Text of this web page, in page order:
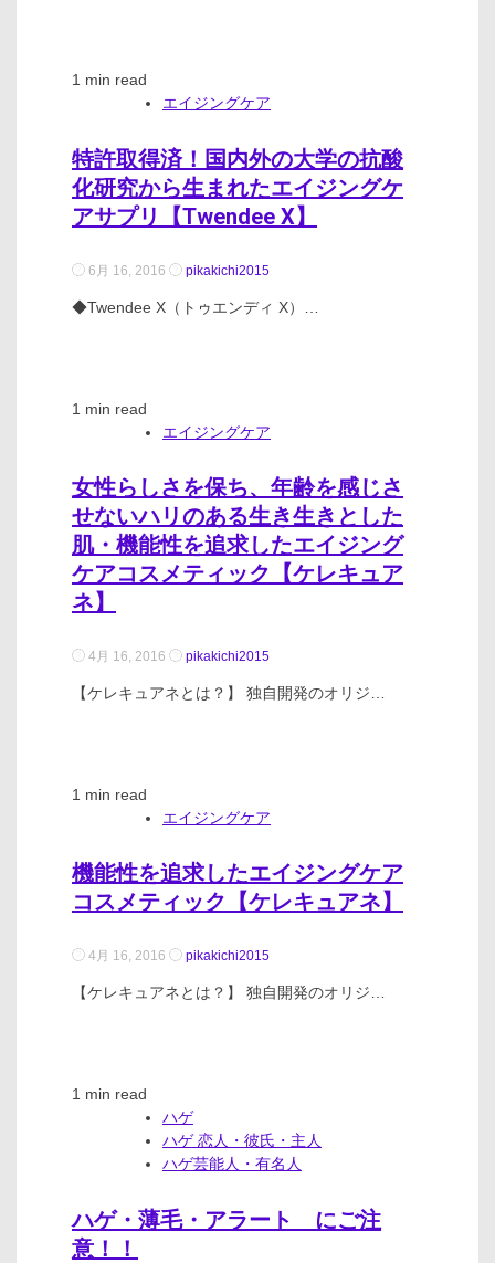
1 min read
エイジングケア
特許取得済！国内外の大学の抗酸
化研究から生まれたエイジングケ
アサプリ【Twendee X】
6月 16, 2016 pikakichi2015
◆Twendee X（トゥエンディ X）…
1 min read
エイジングケア
女性らしさを保ち、年齢を感じさ
せないハリのある生き生きとした
肌・機能性を追求したエイジング
ケアコスメティック【ケレキュア
ネ】
4月 16, 2016 pikakichi2015
【ケレキュアネとは？】 独自開発のオリジ…
1 min read
エイジングケア
機能性を追求したエイジングケア
コスメティック【ケレキュアネ】
4月 16, 2016 pikakichi2015
【ケレキュアネとは？】 独自開発のオリジ…
1 min read
ハゲ
ハゲ 恋人・彼氏・主人
ハゲ芸能人・有名人
ハゲ・薄毛・アラート にご注
意！！